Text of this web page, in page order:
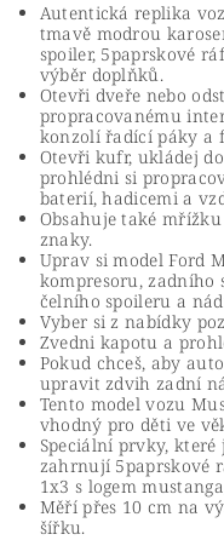
Autentická replika
tmavě modrou
spoiler, 5paprskové
výběr doplňků.
Otevři dveře nebo
propracovanému
konzolí řadící páky a
Otevři kufr, ukládej
prohlédni si
baterií, hadicemi a
Obsahuje také
znaky.
Uprav si model Ford
kompresoru,
čelního spoileru a
Vyber si z nabídky
Zvedni kapotu a
Pokud chceš, aby
upravit zdvih zadní
Tento model vozu
vhodný pro děti ve
Speciální prvky,
zahrnují 5paprskové
1x3 s logem
Měří přes 10 cm na
šířku.